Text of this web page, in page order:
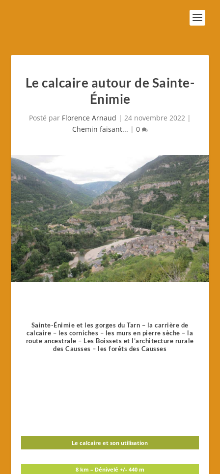
Le calcaire autour de Sainte-
Énimie
Posté par Florence Arnaud | 24 novembre 2022 |
Chemin faisant... | 0
Sainte-Énimie et les gorges du Tarn – la carrière de
calcaire – les corniches – les murs en pierre sèche – la
route ancestrale – Les Boissets et l’architecture rurale
des Causses – les forêts des Causses
Le calcaire et son utilisation
8 km – Dénivelé +/- 440 m